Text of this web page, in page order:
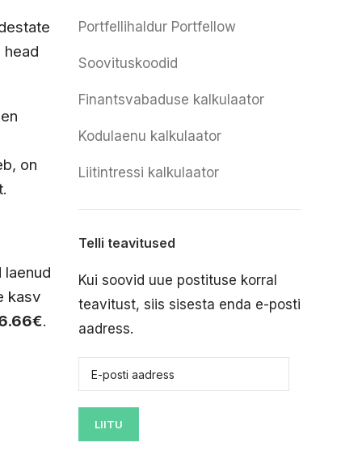
head
on
kasv
.
Portfellihaldur Portfellow
Soovituskoodid
Finantsvabaduse kalkulaator
Kodulaenu kalkulaator
Liitintressi kalkulaator
Telli teavitused
Kui soovid uue postituse korral
teavitust, siis sisesta enda e-posti
aadress.
LIITU